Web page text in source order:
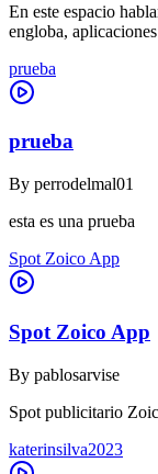
En este espacio
engloba,
prueba
prueba
By perrodelmal01
esta es una prueba
Spot Zoico App
Spot Zoico App
By pablosarvise
Spot publicitario
katerinsilva2023